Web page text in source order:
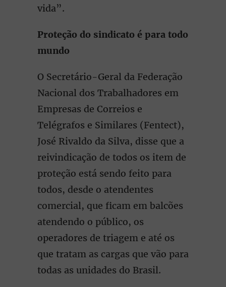
vida”.
Proteção do sindicato é para todo
mundo
O Secretário-Geral da Federação
Nacional dos Trabalhadores em
Empresas de Correios e
Telégrafos e Similares (Fentect),
José Rivaldo da Silva, disse que a
reivindicação de todos os item de
proteção está sendo feito para
todos, desde o atendentes
comercial, que ficam em balcões
atendendo o público, os
operadores de triagem e até os
que tratam as cargas que vão para
todas as unidades do Brasil.